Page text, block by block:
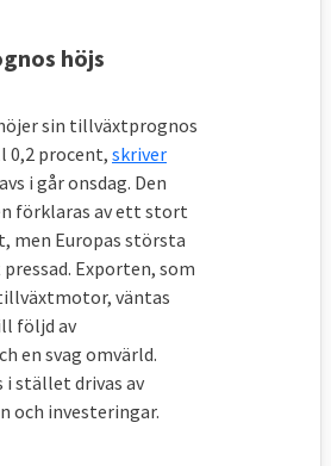
höjs
sin tillväxtprognos
0,2 procent, skriver
i går onsdag. Den
förklaras av ett stort
Europas största
Exporten, som
väntas
följd av
en svag omvärld.
stället drivas av
och investeringar.